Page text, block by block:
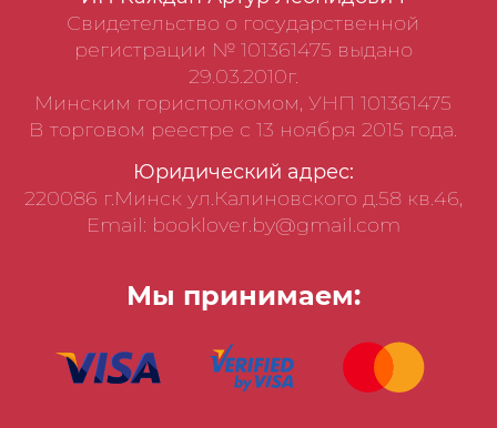
Свидетельство о государственной
регистрации № 101361475 выдано
29.03.2010г.
Минским горисполкомом, УНП 101361475
В торговом реестре с 13 ноября 2015 года.
Юридический адрес:
220086 г.Минск ул.Калиновского д.58 кв.46,
Email: booklover.by@gmail.com
Мы принимаем: